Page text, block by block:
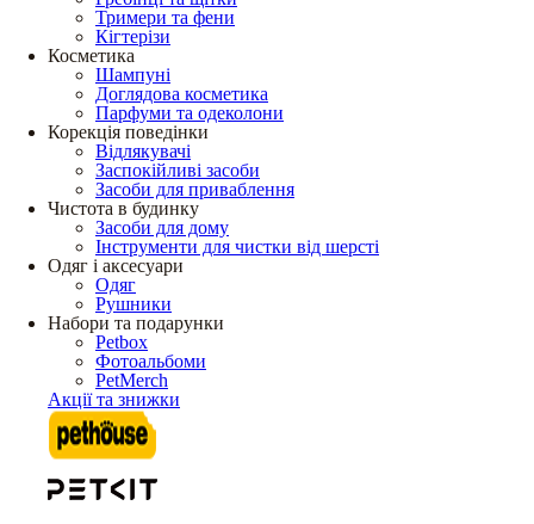
Тримери та фени
Кігтерізи
Косметика
Шампуні
Доглядова косметика
Парфуми та одеколони
Корекція поведінки
Відлякувачі
Заспокійливі засоби
Засоби для приваблення
Чистота в будинку
Засоби для дому
Інструменти для чистки від шерсті
Одяг і аксесуари
Одяг
Рушники
Набори та подарунки
Petbox
Фотоальбоми
PetMerch
Акції та знижки